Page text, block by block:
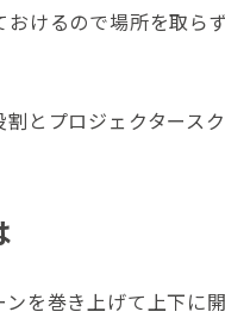
けるので場所を取ら
とプロジェクタース
を巻き上げて上下に